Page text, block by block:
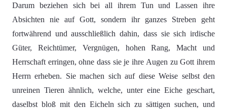
Darum beziehen sich bei all ihrem Tun und Lassen ihre
Absichten nie auf Gott, sondern ihr ganzes Streben geht
fortwährend und ausschließlich dahin, dass sie sich irdische
Güter, Reichtümer, Vergnügen, hohen Rang, Macht und
Herrschaft erringen, ohne dass sie je ihre Augen zu Gott ihrem
Herrn erheben. Sie machen sich auf diese Weise selbst den
unreinen Tieren ähnlich, welche, unter eine Eiche geschart,
daselbst bloß mit den Eicheln sich zu sättigen suchen, und